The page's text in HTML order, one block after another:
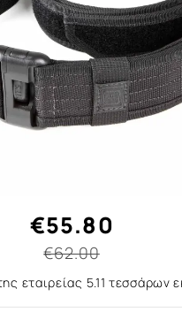
€55.80
€62.00
εταιρείας 5.11 τεσσάρων